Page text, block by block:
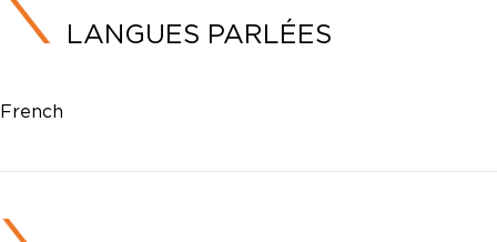
LANGUES PARLÉES
French